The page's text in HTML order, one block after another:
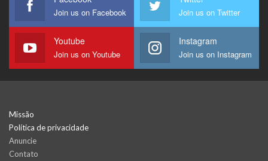
Join us on Facebook Join us on Twitter
Youtube
Join us on Youtube
Instagram
Join us on Instagram
Missão
Política de privacidade
Anuncie
Contato